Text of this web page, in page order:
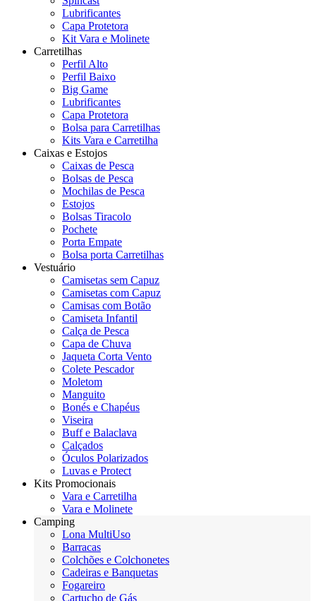
Lubrificantes
Capa Protetora
Kit Vara e Molinete
Carretilhas
Perfil Alto
Perfil Baixo
Big Game
Lubrificantes
Capa Protetora
Bolsa para Carretilhas
Kits Vara e Carretilha
Caixas e Estojos
Caixas de Pesca
Bolsas de Pesca
Mochilas de Pesca
Estojos
Bolsas Tiracolo
Pochete
Porta Empate
Bolsa porta Carretilhas
Vestuário
Camisetas sem Capuz
Camisetas com Capuz
Camisas com Botão
Camiseta Infantil
Calça de Pesca
Capa de Chuva
Jaqueta Corta Vento
Colete Pescador
Moletom
Manguito
Bonés e Chapéus
Viseira
Buff e Balaclava
Calçados
Óculos Polarizados
Luvas e Protect
Kits Promocionais
Vara e Carretilha
Vara e Molinete
Camping
Lona MultiUso
Barracas
Colchões e Colchonetes
Cadeiras e Banquetas
Fogareiro
Cartucho de Gás